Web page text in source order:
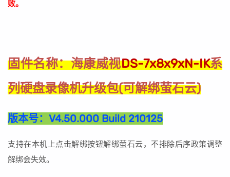
败。
固件名称：海康威视DS-7x8x9xN-IK系
列硬盘录像机升级包(可解绑萤石云)
版本号： V4.50.000 Build 210125
支持在本机上点击解绑按钮解绑萤石云，不排除后序政策调整
解绑会失效。